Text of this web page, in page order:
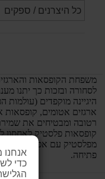
אנחנו
כדי
משפחת הקופסאות
לסחורה ובזכות כך יתנו
היגיינה מוקפדים
ארגזים אטומים, קופסאות
רטובה ומבטיחים את
קופסאות פלסטיק לאחסון
מפלסטיק עם אפשרות
פתיחה.